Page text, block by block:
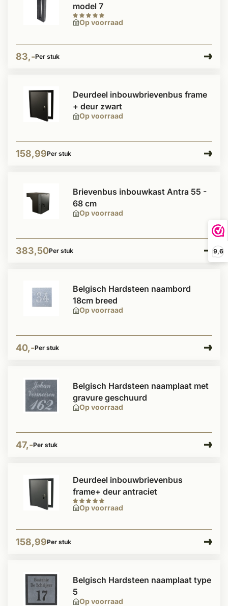
9,6
Op voorraad
model 7
83,-Per stuk
Op voorraad
Deurdeel inbouwbrievenbus frame
+ deur zwart
158,99Per stuk
Op voorraad
Brievenbus inbouwkast Antra 55 -
68 cm
383,50Per stuk
Op voorraad
Belgisch Hardsteen naambord
18cm breed
40,-Per stuk
Op voorraad
Belgisch Hardsteen naamplaat met
gravure geschuurd
47,-Per stuk
Op voorraad
Deurdeel inbouwbrievenbus
frame+ deur antraciet
158,99Per stuk
Op voorraad
Belgisch Hardsteen naamplaat type
5